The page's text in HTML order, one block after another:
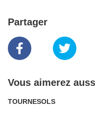
Partager
Vous aimerez
TOURNESOLS